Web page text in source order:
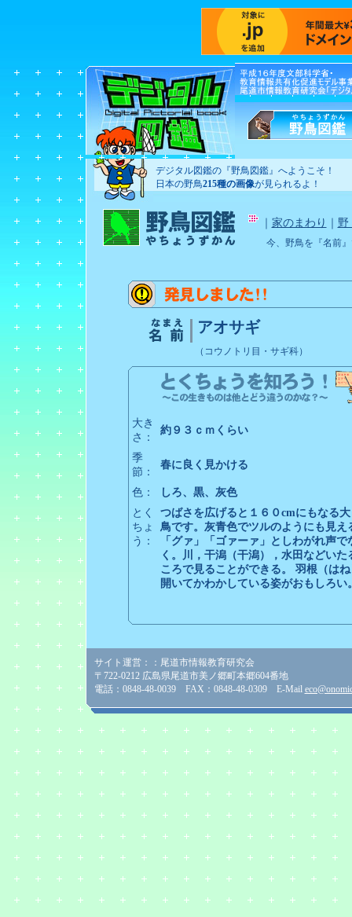
デジタル図鑑の『野鳥図鑑』へようこそ！
日本の野鳥215種の画像が見られるよ！
家のまわり
今、野鳥を『名前
アオサギ
（コウノトリ目・サギ科）
大き
さ：
約９３ｃｍくらい
季
節：
春に良く見かける
色：
しろ、黒、灰色
とく
ちょ
う：
つばさを広げると１６０cmにもなる
鳥です。灰青色でツルのようにも見え
「グァ」「ゴァーァ」としわがれ声で
く。川，干潟（干潟），水田などいた
ころで見ることができる。 羽根（は
開いてかわかしている姿がおもしろい
サイト運営：：尾道市情報教育研究会
〒722-0212 広島県尾道市美ノ郷町本郷604番地
電話：0848-48-0039 FAX：0848-48-0309 E-Mail